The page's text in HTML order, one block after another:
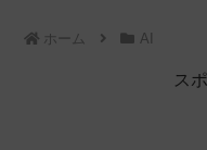
ホーム AI
ス